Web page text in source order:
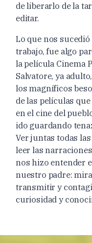
de liberarlo de la
editar.
Lo que nos
trabajo, fue algo
la película Cinema
Salvatore, ya
los magníficos
de las películas
en el cine del
ido guardando
Ver juntas todas
leer las
nos hizo entender
nuestro padre:
transmitir y
curiosidad y